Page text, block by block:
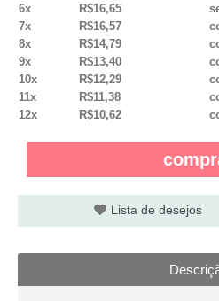
6x
R$16,65
7x
R$16,57
8x
R$14,79
9x
R$13,40
10x
R$12,29
11x
R$11,38
12x
R$10,62
Lista de desejos